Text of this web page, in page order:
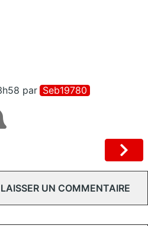
par Seb19780
UN COMMENTAIRE